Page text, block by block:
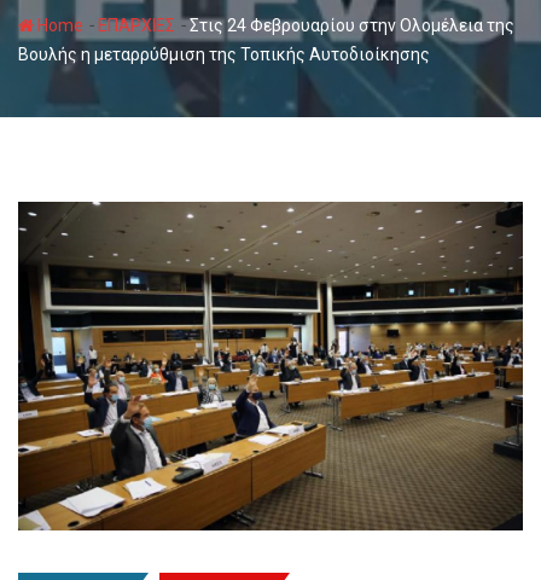
Home - ΕΠΑΡΧΙΕΣ -Στις 24 Φεβρουαρίου στην Ολομέλεια της
Βουλής η μεταρρύθμιση της Τοπικής Αυτοδιοίκησης